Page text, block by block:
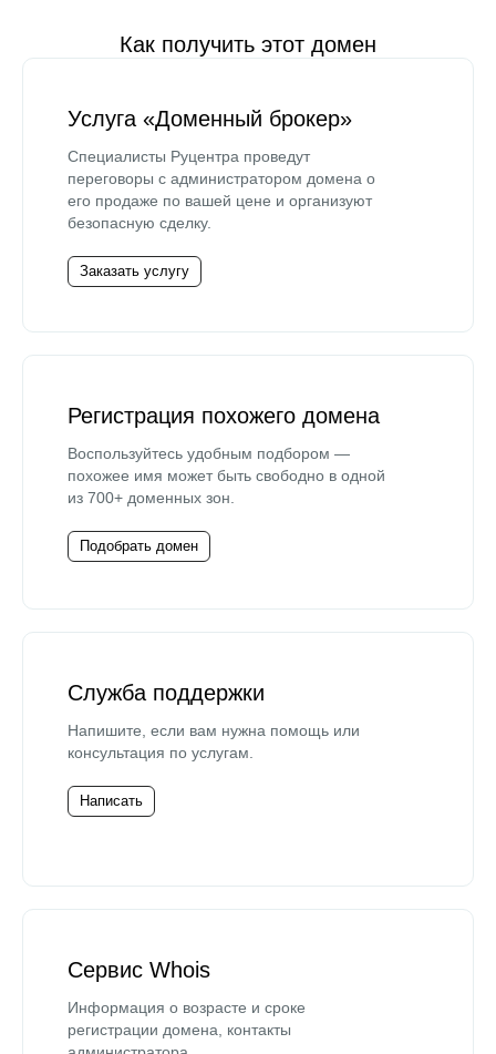
Как получить этот домен
Услуга «Доменный брокер»
Специалисты Руцентра проведут
переговоры с администратором домена о
его продаже по вашей цене и организуют
безопасную сделку.
Заказать услугу
Регистрация похожего домена
Воспользуйтесь удобным подбором —
похожее имя может быть свободно в одной
из 700+ доменных зон.
Подобрать домен
Служба поддержки
Напишите, если вам нужна помощь или
консультация по услугам.
Написать
Сервис Whois
Информация о возрасте и сроке
регистрации домена, контакты